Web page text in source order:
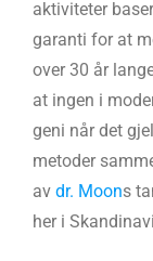
aktiviteter
garanti for at
over 30 år
at ingen i
geni når det
metoder
av dr. Moons
her i